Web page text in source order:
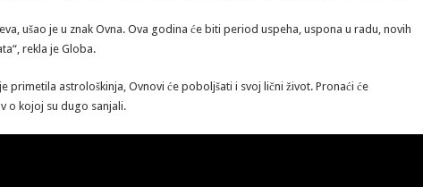
ušao je u znak Ovna. Ova godina će biti period uspeha, uspona u radu, novih
rekla je Globa.
primetila astrološkinja, Ovnovi će poboljšati i svoj lični život. Pronaći će
o kojoj su dugo sanjali.